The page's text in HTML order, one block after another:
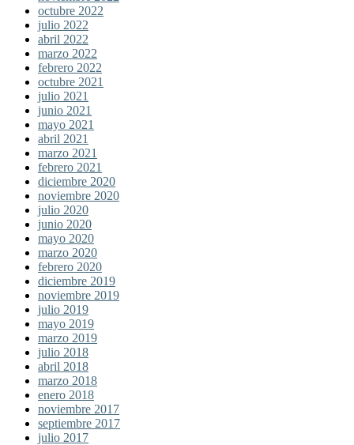
octubre 2022
julio 2022
abril 2022
marzo 2022
febrero 2022
octubre 2021
julio 2021
junio 2021
mayo 2021
abril 2021
marzo 2021
febrero 2021
diciembre 2020
noviembre 2020
julio 2020
junio 2020
mayo 2020
marzo 2020
febrero 2020
diciembre 2019
noviembre 2019
julio 2019
mayo 2019
marzo 2019
julio 2018
abril 2018
marzo 2018
enero 2018
noviembre 2017
septiembre 2017
julio 2017